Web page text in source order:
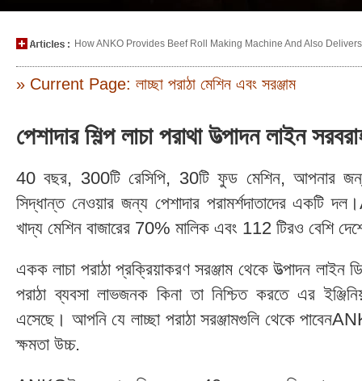
How ANKO Provides Beef Roll Making Machine And Also
» Current Page: লাচ্ছা পরাঠা মেশিন এবং সরঞ্জাম
পেশাদার শিল্প লাচা পরাথা উত্পাদন লাইন
40 বছর, 300টি রেসিপি, 30টি ফুড মেশিন, আপনার জন্য
সিদ্ধান্ত নেওয়ার জন্য পেশাদার পরামর্শদাতাদের একটি
খাদ্য মেশিন বাজারের 70% মালিক এবং 112 টিরও বেশি
একক লাচা পরাঠা প্রক্রিয়াকরণ সরঞ্জাম থেকে উত্পাদন
পরাঠা ব্যবসা লাভজনক কিনা তা নিশ্চিত করতে এর
এসেছে। আপনি যে লাচ্ছা পরাঠা সরঞ্জামগুলি থেকে
ক্ষমতা উচ্চ.